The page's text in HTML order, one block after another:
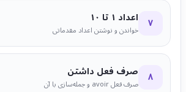
۷ اعداد ۱ تا ۱۰
خواندن و نوشتن اعداد مقدماتی
۸ صرف فعل داشتن
صرف فعل avoir و جمله‌سازی با آن